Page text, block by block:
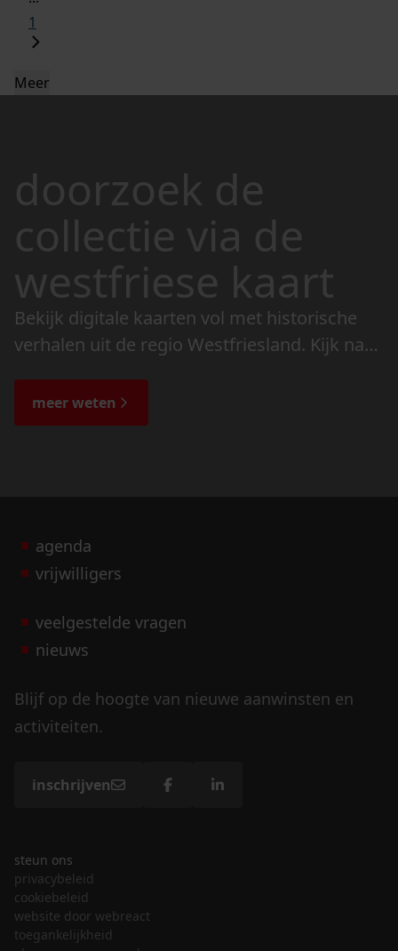
1
Meer
doorzoek de
collectie via de
westfriese kaart
Bekijk digitale kaarten vol met historische
verhalen uit de regio Westfriesland. Kijk naar
de bijzondere verhalen.
meer weten
agenda
vrijwilligers
veelgestelde vragen
nieuws
Blijf op de hoogte van nieuwe aanwinsten en
activiteiten.
inschrijven
steun ons
privacybeleid
cookiebeleid
website door webreact
toegankelijkheid